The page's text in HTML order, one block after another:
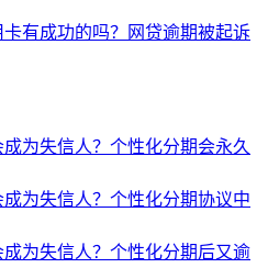
有成功的吗？网贷逾期被起诉
为失信人？个性化分期会永久
为失信人？个性化分期协议中
为失信人？个性化分期后又逾